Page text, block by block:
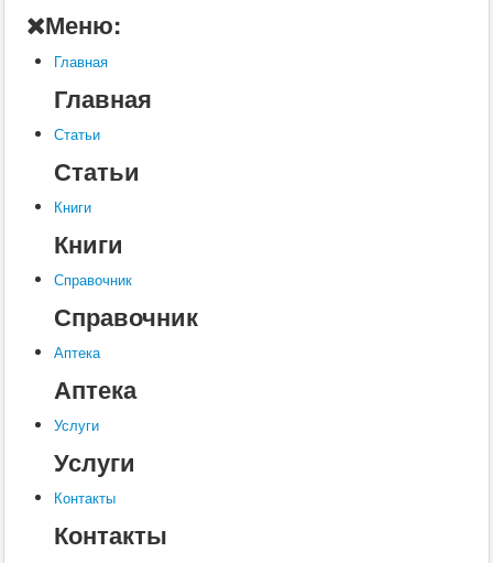
Книги
Услуги
Контакты
Шкатулки
Меню:
Главная
Главная
Статьи
Статьи
Книги
Книги
Справочник
Справочник
Аптека
Аптека
Услуги
Услуги
Контакты
Контакты